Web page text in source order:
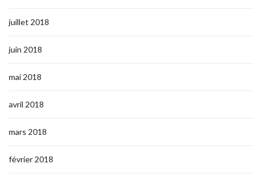
juillet 2018
juin 2018
mai 2018
avril 2018
mars 2018
février 2018